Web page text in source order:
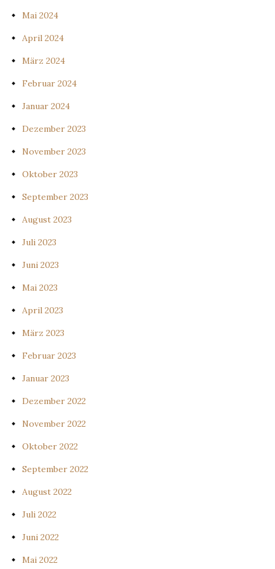
Mai 2024
April 2024
März 2024
Februar 2024
Januar 2024
Dezember 2023
November 2023
Oktober 2023
September 2023
August 2023
Juli 2023
Juni 2023
Mai 2023
April 2023
März 2023
Februar 2023
Januar 2023
Dezember 2022
November 2022
Oktober 2022
September 2022
August 2022
Juli 2022
Juni 2022
Mai 2022